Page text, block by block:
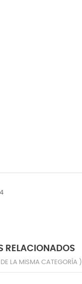
RELACIONADOS
LA MISMA CATEGORÍA )